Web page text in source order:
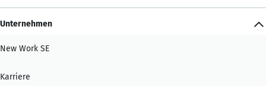
Unternehmen
New Work SE
Karriere